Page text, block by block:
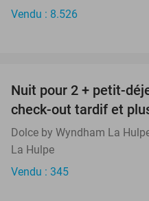
Vendu : 8.526
Nuit pour 2 + petit-
check-out tardif et
Dolce by Wyndham La
La Hulpe
Vendu : 345